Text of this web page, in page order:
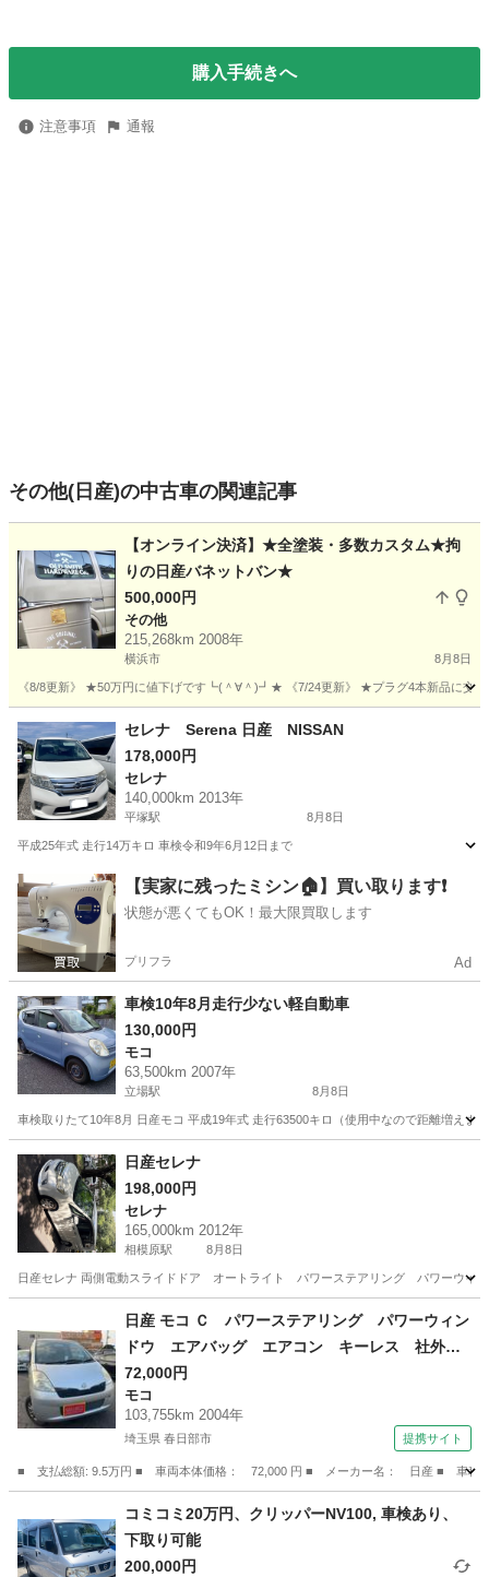
購入手続きへ
注意事項 通報
その他(日産)の中古車の関連記事
【オンライン決済】★全塗装・多数カスタム★拘
りの日産バネットバン★
500,000円
その他
215,268km 2008年
横浜市 8月8日
《8/8更新》 ★50万円に値下げです┗(＾∀＾)┛★ 《7/24更新》 ★プラグ4本新品に交換
神奈川 横浜市 その他 走行距離
セレナ Serena 日産 NISSAN
178,000円
セレナ
140,000km 2013年
平塚駅 8月8日
平成25年式 走行14万キロ 車検令和9年6月12日まで
平塚市 平塚駅 セレナ
【実家に残ったミシン🏠】買い取ります❗️
状態が悪くてもOK！最大限買取します
プリフラ Ad
車検10年8月走行少ない軽自動車
130,000円
モコ
63,500km 2007年
立場駅 8月8日
車検取りたて10年8月 日産モコ 平成19年式 走行63500キロ（使用中なので距離増え
神奈川 横浜市 立場駅
日産セレナ
198,000円
セレナ
165,000km 2012年
相模原駅 8月8日
日産セレナ 両側電動スライドドア オートライト パワーステアリング パワーウイ
相模原市 相模原駅 セレナ
日産 モコ Ｃ パワーステアリング パワーウィン
ドウ エアバッグ エアコン キーレス 社外ナ
ビ ＣＤ ＤＶＤ ＥＴＣ 社外ＡＷ （検9.12）
72,000円
モコ
103,755km 2004年
埼玉県 春日部市 提携サイト
■ 支払総額: 9.5万円 ■ 車両本体価格： 72,000 円 ■ メーカー名： 日産 ■ 車
コミコミ20万円、クリッパーNV100, 車検あり、
下取り可能
200,000円